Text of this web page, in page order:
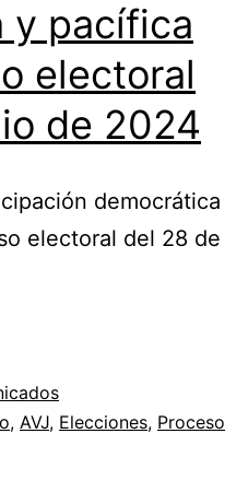
y pacífica
electoral
de 2024
democrática
electoral del 28 de
, AVJ, Elecciones, Proceso